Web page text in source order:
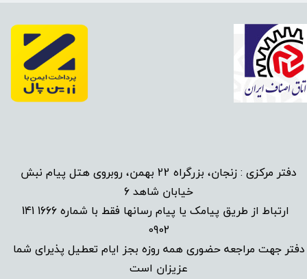
دفتر مرکزی : زنجان، بزرگراه 22 بهمن، روبروی هتل پیام نبش
خیابان شاهد 6
ارتباط از طریق پیامک یا پیام رسانها فقط با شماره
1666 141
0902
دفتر جهت مراجعه حضوری همه روزه بجز ایام تعطیل پذیرای شما
عزیزان است​​​​​​​